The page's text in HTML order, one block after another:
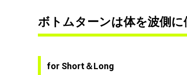
ボトムターンは体を波側
for Short＆Long